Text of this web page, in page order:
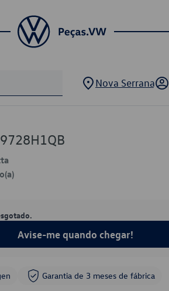
Nova Serrana
Avise-me quando chegar!
Garantia de 3 meses de fábrica